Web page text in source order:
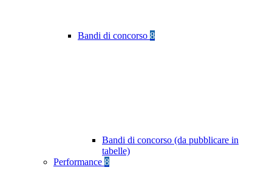
Bandi di concorso 8
Bandi di concorso (da pubblicare in
tabelle)
Performance 8